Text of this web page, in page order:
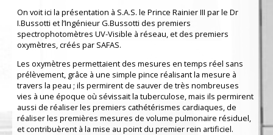
On voit ici la présentation à S.A.S. le Prince Rainier III par le Dr
I.Bussotti et l’Ingénieur G.Bussotti des premiers
spectrophotomètres UV-Visible à réseau, et des premiers
oxymètres, créés par SAFAS.
Les oxymètres permettaient des mesures en temps réel sans
prélèvement, grâce à une simple pince réalisant la mesure à
travers la peau ; ils permirent de sauver de très nombreuses
vies à une époque où sévissait la tuberculose, mais ils permirent
aussi de réaliser les premiers cathétérismes cardiaques, de
réaliser les premières mesures de volume pulmonaire résiduel,
et contribuèrent à la mise au point du premier rein artificiel.